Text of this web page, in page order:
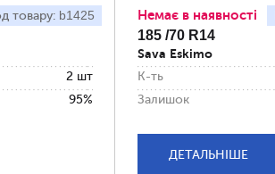
товару: b1425
2 шт
95%
Немає в наявності
185 /70 R14
Sava Eskimo
К-ть
Залишок
ДЕТАЛЬНІШЕ